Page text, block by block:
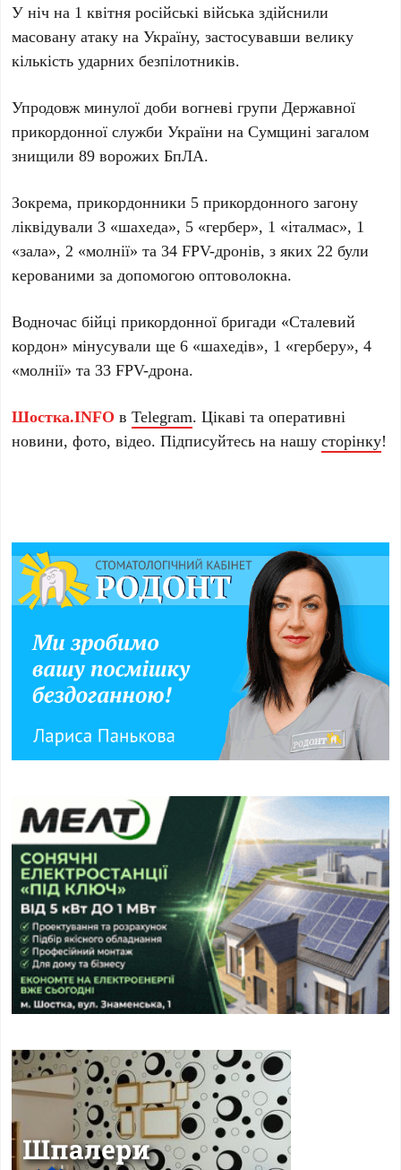
У ніч на 1 квітня російські війська здійснили
масовану атаку на Україну, застосувавши велику
кількість ударних безпілотників.
Упродовж минулої доби вогневі групи Державної
прикордонної служби України на Сумщині загалом
знищили 89 ворожих БпЛА.
Зокрема, прикордонники 5 прикордонного загону
ліквідували 3 «шахеда», 5 «гербер», 1 «італмас», 1
«зала», 2 «молнії» та 34 FPV-дронів, з яких 22 були
керованими за допомогою оптоволокна.
Водночас бійці прикордонної бригади «Сталевий
кордон» мінусували ще 6 «шахедів», 1 «герберу», 4
«молнії» та 33 FPV-дрона.
Шостка.INFO вTelegram. Цікаві та оперативні
новини, фото, відео. Підписуйтесь на нашусторінку!